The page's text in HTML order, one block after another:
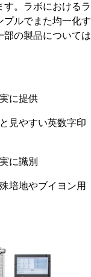
。ラボにおけるラ
プルでまた均一化す
部の製品については
に提供
見やすい英数字印
に識別
培地やブイヨン用